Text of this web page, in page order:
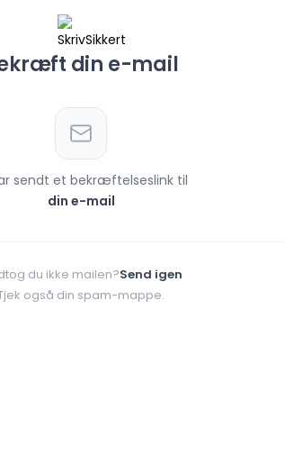
din e-mail
sendt et bekræftelseslink til
din e-mail
du ikke mailen?Send igen
også din spam-mappe.